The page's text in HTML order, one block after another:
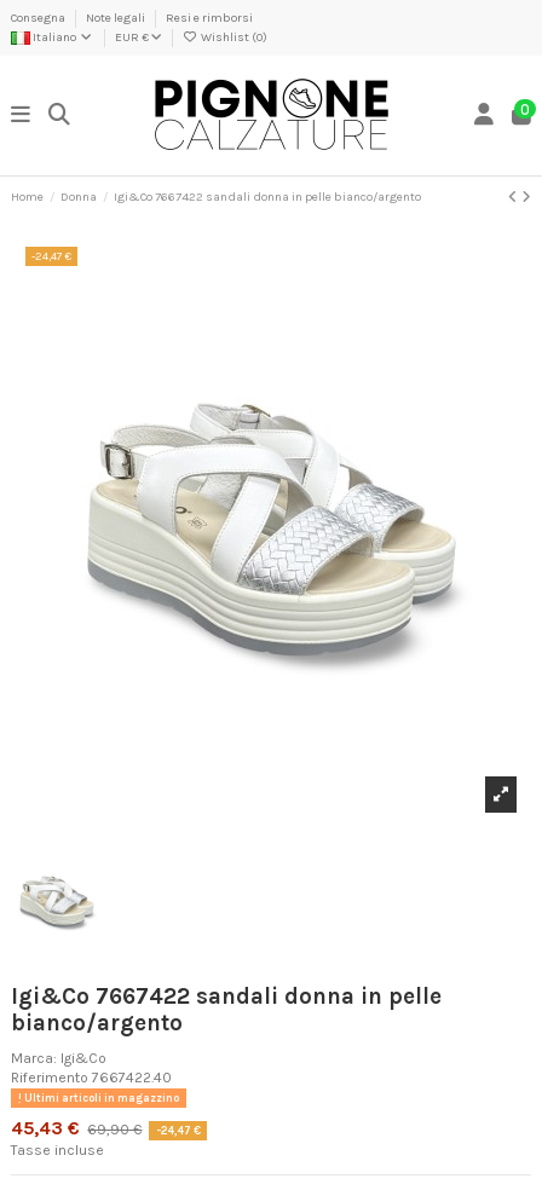
Consegna Note legali
Resi e rimborsi
Italiano
EUR € Wishlist (0)
0
Home Donna Igi&Co 7667422 sandali donna in pelle bianco/argento
-24,47 €
Igi&Co 7667422 sandali donna in pelle
bianco/argento
Marca: Igi&Co
Riferimento 7667422.40
Ultimi articoli in magazzino
45,43 € 69,90 € -24,47 €
Tasse incluse